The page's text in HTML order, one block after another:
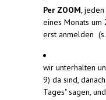
Per ZOOM,
eines Monats um
erst anmelden
wir unterhalten
9) da sind,
Tages" sagen,